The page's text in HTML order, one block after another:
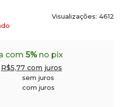
Visualizações: 4612
com 5%no pix
R$5,77 com juros
sem juros
com juros